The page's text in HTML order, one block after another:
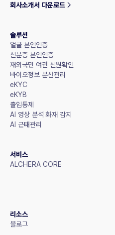
회사소개서 다운로드
솔루션
얼굴 본인인증
신분증 본인인증
재외국민 여권 신원확인
바이오정보 분산관리
eKYC
eKYB
출입통제
AI 영상 분석 화재 감지
AI 근태관리
서비스
ALCHERA CORE
리소스
블로그